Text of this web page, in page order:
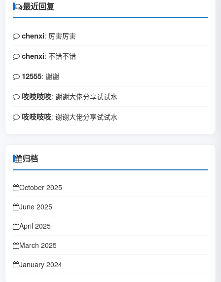
最近回复
chenxi: 厉害厉害
chenxi: 不错不错
12555: 谢谢
吱吱吱吱: 谢谢大佬分享试试水
吱吱吱吱: 谢谢大佬分享试试水
归档
October 2025
June 2025
April 2025
March 2025
January 2024